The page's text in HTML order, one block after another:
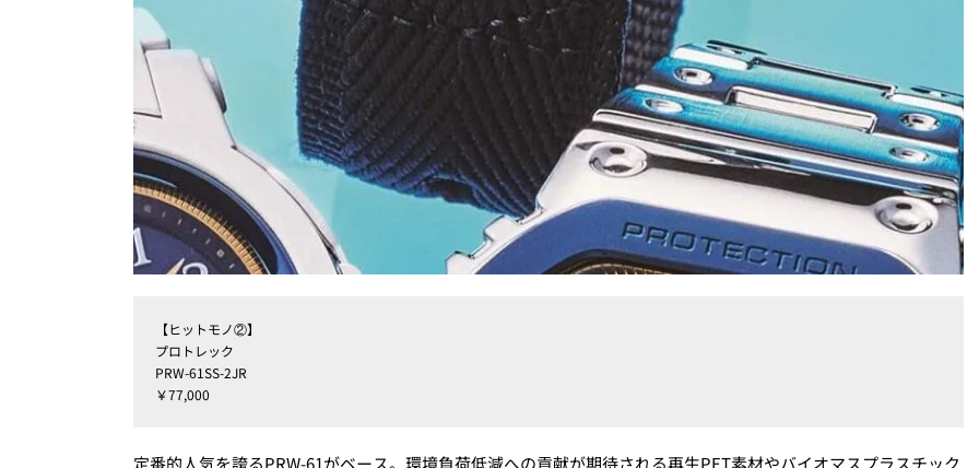
【ヒットモノ②】
プロトレック
PRW-61SS-2JR
￥77,000
定番的人気を誇るPRW-61がベース。環境負荷低減への貢献が期待される再生PET素材やバイオマスプラスチック